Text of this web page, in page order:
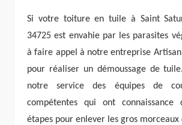
Si votre toiture en tuile à Saint
34725 est envahie par les parasites
à faire appel à notre entreprise
pour réaliser un démoussage de
notre service des équipes de
compétentes qui ont connaissance
étapes pour enlever les gros morceaux